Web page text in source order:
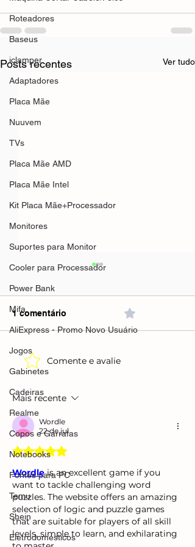
Roteadores
Baseus
iclamper
Adaptadores
Placa Mãe
Nuuvem
TVs
Placa Mãe AMD
Placa Mãe Intel
Kit Placa Mãe+Processador
Monitores
Suportes para Monitor
Cooler para Processador
Power Bank
Mifa
AliExpress - Promo Novo Usuário
Jogos
Gabinetes
Cadeiras
Realme
Copos e Garrafas
Notebooks
Fontes para PC
Temu
Shein
Eletrodomésticos
Posts recentes Ver tudo
Mifa A90 Speaker 60w
Preto(AliExpress)Preto-
R$263,09🇧🇷Produto no
Brasil
1 comentário
Comente e avalie
Mais recente
Wordle
22 de jul.
Avaliado com 5 de 5 estrelas.
Wordle is an excellent game if you
want to tackle challenging word
puzzles. The website offers an amazing
selection of logic and puzzle games
that are suitable for players of all skill
levels, simple to learn, and exhilarating